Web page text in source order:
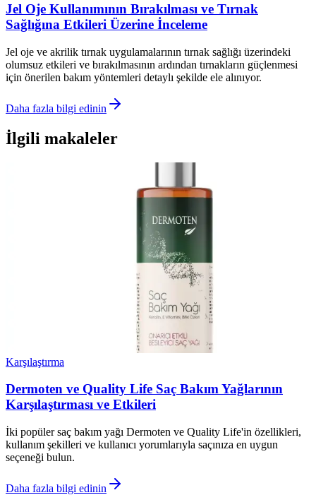
Jel Oje Kullanımının Bırakılması ve Tırnak
Sağlığına Etkileri Üzerine İnceleme
Jel oje ve akrilik tırnak uygulamalarının tırnak sağlığı üzerindeki
olumsuz etkileri ve bırakılmasının ardından tırnakların güçlenmesi
için önerilen bakım yöntemleri detaylı şekilde ele alınıyor.
Daha fazla bilgi edinin
İlgili makaleler
Karşılaştırma
Dermoten ve Quality Life Saç Bakım Yağlarının
Karşılaştırması ve Etkileri
İki popüler saç bakım yağı Dermoten ve Quality Life'in özellikleri,
kullanım şekilleri ve kullanıcı yorumlarıyla saçınıza en uygun
seçeneği bulun.
Daha fazla bilgi edinin